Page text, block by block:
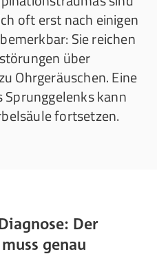
oft erst nach einigen
Sie reichen
über
Ohrgeräuschen. Eine
kann
fortsetzen.
Der
genau